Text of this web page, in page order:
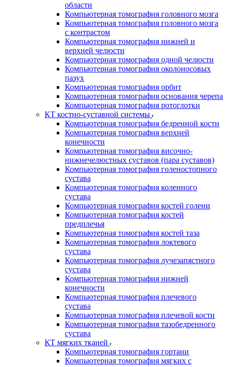
области
Компьютерная томография головного мозга
Компьютерная томография головного мозга
с контрастом
Компьютерная томография нижней и
верхней челюсти
Компьютерная томография одной челюсти
Компьютерная томография околоносовых
пазух
Компьютерная томография орбит
Компьютерная томография основания черепа
Компьютерная томография ротоглотки
КТ костно-суставной системы
Компьютерная томография бедренной кости
Компьютерная томография верхней
конечности
Компьютерная томография височно-
нижнечелюстных суставов (пара суставов)
Компьютерная томография голеностопного
сустава
Компьютерная томография коленного
сустава
Компьютерная томография костей голени
Компьютерная томография костей
предплечья
Компьютерная томография костей таза
Компьютерная томография локтевого
сустава
Компьютерная томография лучезапястного
сустава
Компьютерная томография нижней
конечности
Компьютерная томография плечевого
сустава
Компьютерная томография плечевой кости
Компьютерная томография тазобедренного
сустава
КТ мягких тканей
Компьютерная томография гортани
Компьютерная томография мягких с